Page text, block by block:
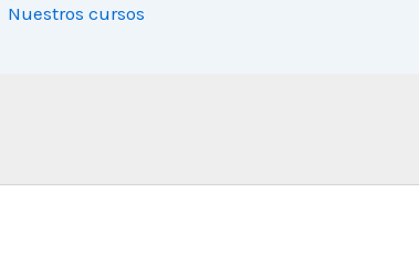
Nuestros cursos